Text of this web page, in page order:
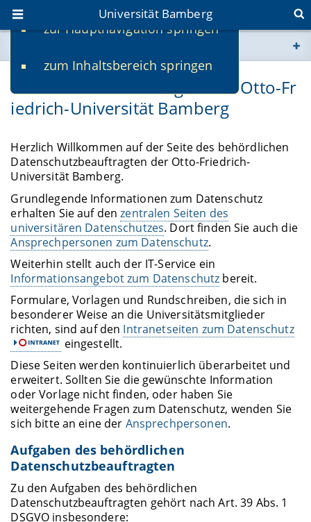
zur Hauptnavigation springen
zum Inhaltsbereich springen
Universität Bamberg
www.uni-bamberg.de
univis.uni-bamberg.de
fis.uni-bamberg.de
Datenschutzbeauftragter der Otto-Fr
iedrich-Universität Bamberg
Herzlich Willkommen auf der Seite des behördlichen
Datenschutzbeauftragten der Otto-Friedrich-
Universität Bamberg.
Grundlegende Informationen zum Datenschutz
erhalten Sie auf denzentralen Seiten des
universitären Datenschutzes. Dort finden Sie auch die
Ansprechpersonen zum Datenschutz.
Weiterhin stellt auch der IT-Service ein
Informationsangebot zum Datenschutz bereit.
Formulare, Vorlagen und Rundschreiben, die sich in
besonderer Weise an die Universitätsmitglieder
richten, sind auf den Intranetseiten zum Datenschutz
eingestellt.
Diese Seiten werden kontinuierlich überarbeitet und
erweitert. Sollten Sie die gewünschte Information
oder Vorlage nicht finden, oder haben Sie
weitergehende Fragen zum Datenschutz, wenden Sie
sich bitte an eine der Ansprechpersonen.
Aufgaben des behördlichen
Datenschutzbeauftragten
Zu den Aufgaben des behördlichen
Datenschutzbeauftragten gehört nach Art. 39 Abs. 1
DSGVO insbesondere: